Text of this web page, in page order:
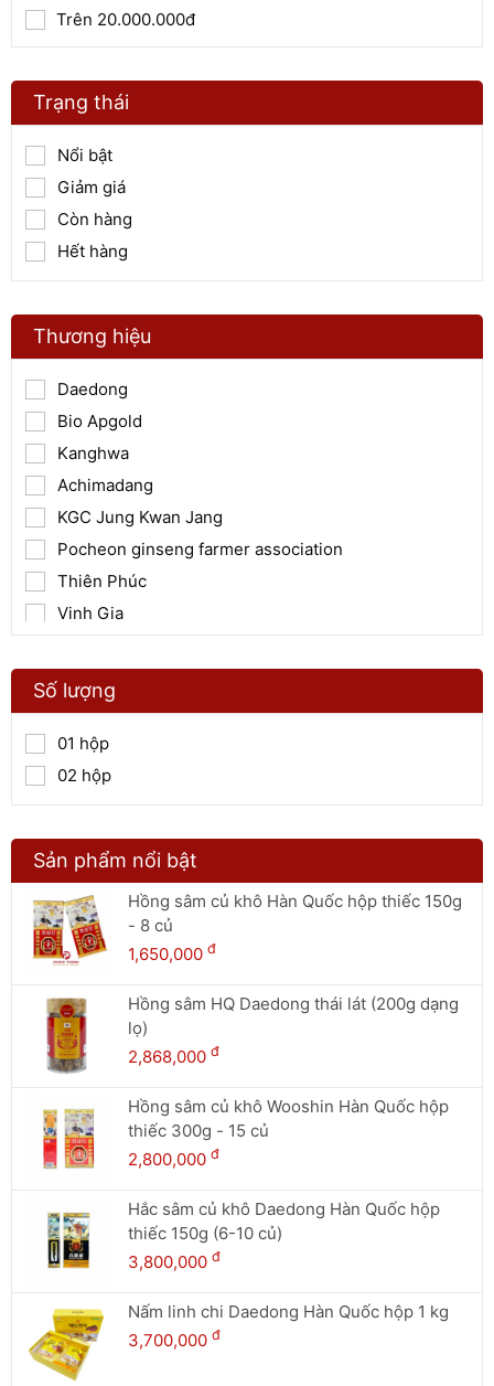
Trên 20.000.000đ
Trạng thái
Nổi bật
Giảm giá
Còn hàng
Hết hàng
Thương hiệu
Daedong
Bio Apgold
Kanghwa
Achimadang
KGC Jung Kwan Jang
Pocheon ginseng farmer association
Thiên Phúc
Vinh Gia
Mailands
Hansusam
Nano Thiên Dược
Số lượng
01 hộp
02 hộp
Sản phẩm nổi bật
Hồng sâm củ khô Hàn Quốc hộp thiếc 150g
- 8 củ
1,650,000 đ
Hồng sâm HQ Daedong thái lát (200g dạng
lọ)
2,868,000 đ
Hồng sâm củ khô Wooshin Hàn Quốc hộp
thiếc 300g - 15 củ
2,800,000 đ
Hắc sâm củ khô Daedong Hàn Quốc hộp
thiếc 150g (6-10 củ)
3,800,000 đ
Nấm linh chi Daedong Hàn Quốc hộp 1 kg
3,700,000 đ